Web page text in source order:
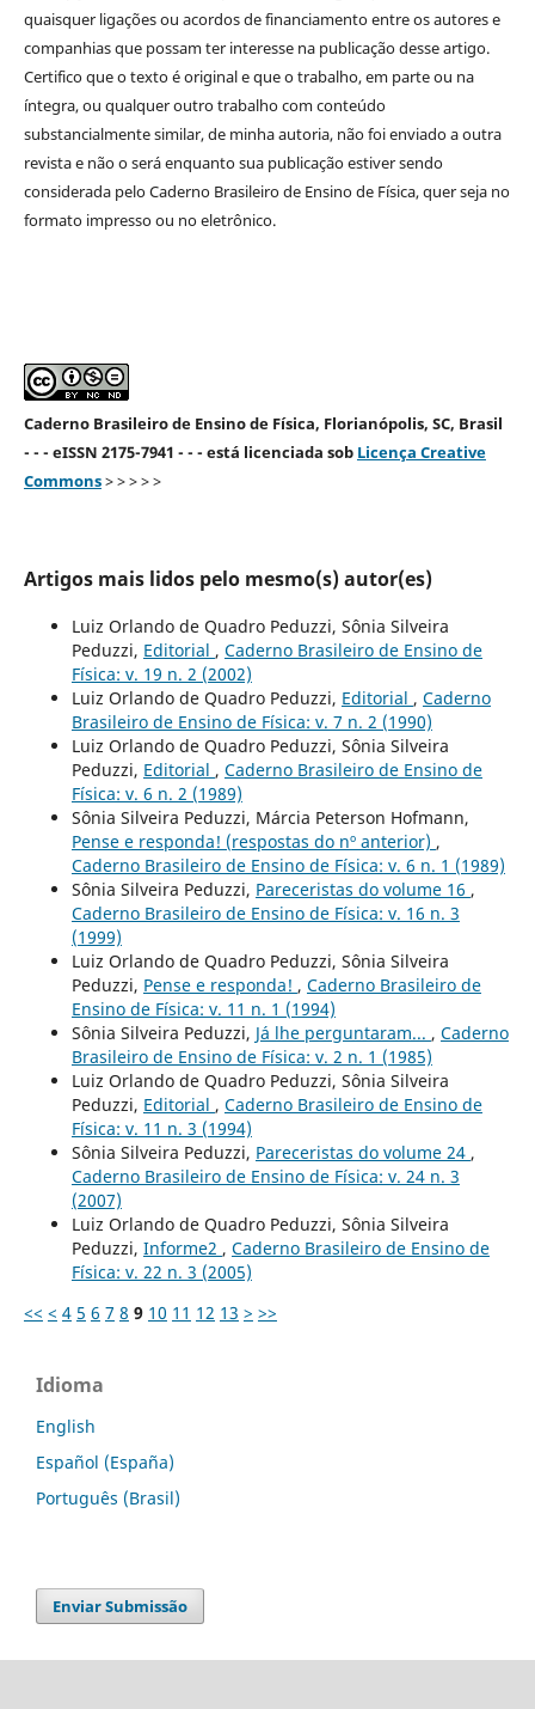
quaisquer ligações ou acordos de financiamento entre os autores e
companhias que possam ter interesse na publicação desse artigo.
Certifico que o texto é original e que o trabalho, em parte ou na
íntegra, ou qualquer outro trabalho com conteúdo
substancialmente similar, de minha autoria, não foi enviado a outra
revista e não o será enquanto sua publicação estiver sendo
considerada pelo Caderno Brasileiro de Ensino de Física, quer seja no
formato impresso ou no eletrônico.
Caderno Brasileiro de Ensino de Física, Florianópolis, SC, Brasil
- - - eISSN 2175-7941 - - - está licenciada sob Licença Creative
Commons> > > > >
Artigos mais lidos pelo mesmo(s) autor(es)
Luiz Orlando de Quadro Peduzzi, Sônia Silveira
Peduzzi, Editorial , Caderno Brasileiro de Ensino de
Física: v. 19 n. 2 (2002)
Luiz Orlando de Quadro Peduzzi, Editorial , Caderno
Brasileiro de Ensino de Física: v. 7 n. 2 (1990)
Luiz Orlando de Quadro Peduzzi, Sônia Silveira
Peduzzi, Editorial , Caderno Brasileiro de Ensino de
Física: v. 6 n. 2 (1989)
Sônia Silveira Peduzzi, Márcia Peterson Hofmann,
Pense e responda! (respostas do nº anterior) ,
Caderno Brasileiro de Ensino de Física: v. 6 n. 1 (1989)
Sônia Silveira Peduzzi, Pareceristas do volume 16 ,
Caderno Brasileiro de Ensino de Física: v. 16 n. 3
(1999)
Luiz Orlando de Quadro Peduzzi, Sônia Silveira
Peduzzi, Pense e responda! , Caderno Brasileiro de
Ensino de Física: v. 11 n. 1 (1994)
Sônia Silveira Peduzzi, Já lhe perguntaram... , Caderno
Brasileiro de Ensino de Física: v. 2 n. 1 (1985)
Luiz Orlando de Quadro Peduzzi, Sônia Silveira
Peduzzi, Editorial , Caderno Brasileiro de Ensino de
Física: v. 11 n. 3 (1994)
Sônia Silveira Peduzzi, Pareceristas do volume 24 ,
Caderno Brasileiro de Ensino de Física: v. 24 n. 3
(2007)
Luiz Orlando de Quadro Peduzzi, Sônia Silveira
Peduzzi, Informe2 , Caderno Brasileiro de Ensino de
Física: v. 22 n. 3 (2005)
<< < 4 5 6 7 8 9 10 11 12 13 > >>
Idioma
English
Español (España)
Português (Brasil)
Enviar Submissão